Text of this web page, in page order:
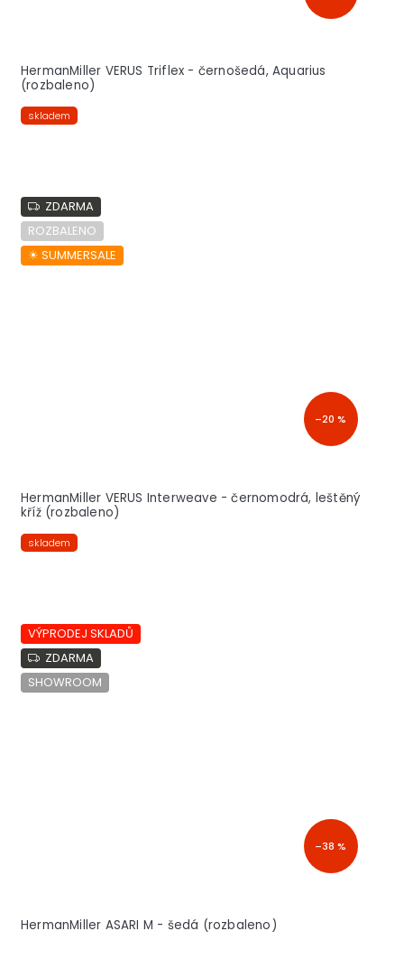
HermanMiller VERUS Triflex - černošedá, Aquarius
(rozbaleno)
skladem
ZDARMA
ROZBALENO
☀︎ SUMMERSALE
–20 %
HermanMiller VERUS Interweave - černomodrá, leštěný
kříž (rozbaleno)
skladem
VÝPRODEJ SKLADŮ
ZDARMA
SHOWROOM
–38 %
HermanMiller ASARI M - šedá (rozbaleno)